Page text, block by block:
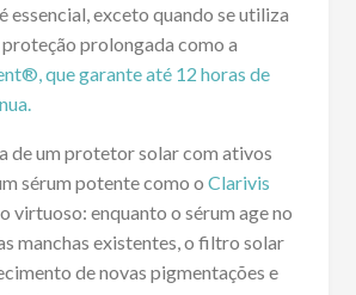
essencial, exceto quando se utiliza
prolongada como a
que garante até 12 horas de
de um protetor solar com ativos
sérum potente como o Clarivis
virtuoso: enquanto o sérum age no
manchas existentes, o filtro solar
de novas pigmentações e